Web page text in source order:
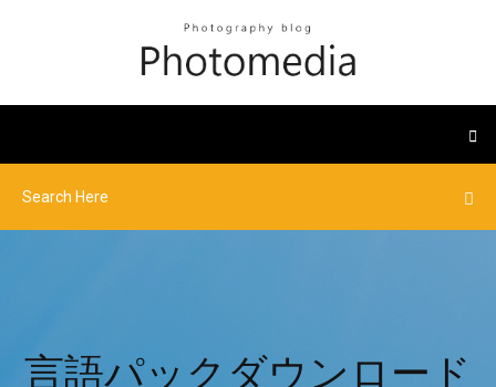
言語パックダウンロード